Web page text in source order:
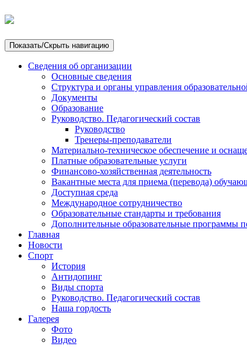
Показать/Скрыть навигацию
Сведения об организации
Основные сведения
Структура и органы управления
Документы
Образование
Руководство. Педагогический состав
Руководство
Тренеры-преподаватели
Материально-техническое обеспечение и
Платные образовательные услуги
Финансово-хозяйственная деятельность
Вакантные места для приема (перевода)
Доступная среда
Международное сотрудничество
Образовательные стандарты и требования
Дополнительные образовательные программы
Главная
Новости
Спорт
История
Антидопинг
Виды спорта
Руководство. Педагогический состав
Наша гордость
Галерея
Фото
Видео